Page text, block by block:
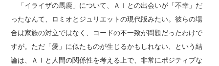
「イライザの馬鹿」について、ＡＩとの出会いが「不幸」だ
ったなんて、ロミオとジュリエットの現代版みたい。彼らの場
合は家族の対立ではなく、コードの不一致が問題だったわけで
すが。ただ「愛」に似たものが生じるかもしれない、という結
論は、ＡＩと人間の関係性を考える上で、非常にポジティブな